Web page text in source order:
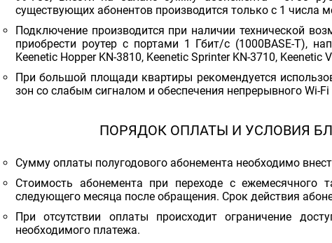
существующих абонентов производится только с 1 числа
Подключение производится при наличии технической
приобрести роутер с портами 1 Гбит/с (1000BASE-T),
Keenetic Hopper KN-3810, Keenetic Sprinter KN-3710, Keenetic
При большой площади квартиры рекомендуется
зон со слабым сигналом и обеспечения непрерывного Wi-
ПОРЯДОК ОПЛАТЫ И УСЛОВИЯ
Сумму оплаты полугодового абонемента необходимо
Стоимость абонемента при переходе с ежемесячного
следующего месяца после обращения. Срок действия
При отсутствии оплаты происходит ограничение
необходимого платежа.